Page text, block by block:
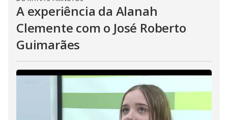
A experiência da Alanah
Clemente com o José Roberto
Guimarães